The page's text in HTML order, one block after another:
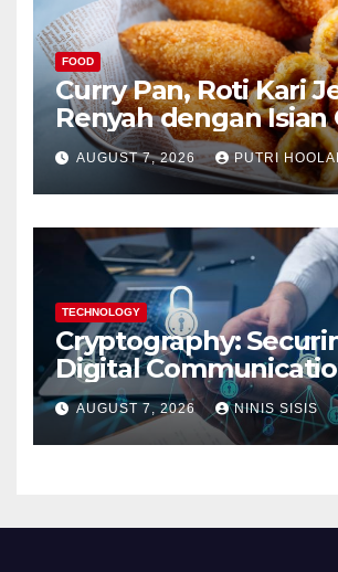
FOOD
Curry Pan, Roti Kari
Renyah dengan Isian
Menggoda
AUGUST 7, 2026 PUTRI
TECHNOLOGY
Cryptography:
Digital
AUGUST 7, 2026 NINIS SISIS